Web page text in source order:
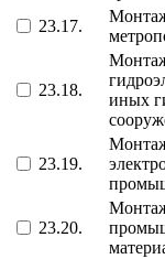
23.17.
23.18.
иных
23.19.
23.20.